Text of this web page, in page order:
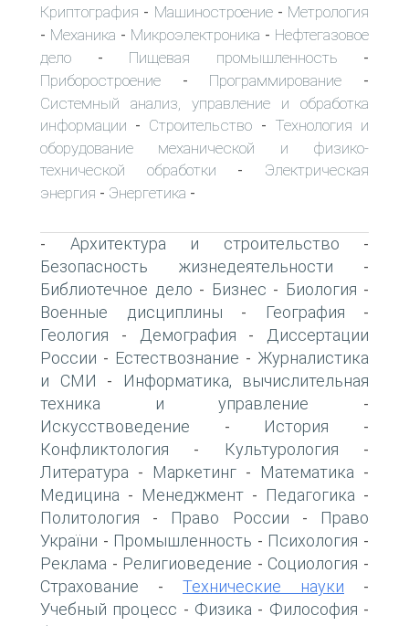
Криптография - Машиностроение- Метрология
- Механика - Микроэлектроника - Нефтегазовое
дело - Пищевая промышленность -
Приборостроение - Программирование -
Системный анализ, управление и обработка
информации - Строительство - Технология и
оборудование механической и физико-
технической обработки - Электрическая
энергия - Энергетика -
- Архитектура и строительство -
Безопасность жизнедеятельности -
Библиотечное дело - Бизнес - Биология -
Военные дисциплины - География -
Геология - Демография - Диссертации
России - Естествознание - Журналистика
и СМИ -
Информатика, вычислительная
техника и управление -
Искусствоведение - История -
Конфликтология - Культурология -
Литература - Маркетинг - Математика -
Медицина - Менеджмент - Педагогика -
Политология - Право России -
Право
України - Промышленность - Психология -
Реклама - Религиоведение - Социология -
Страхование - Технические науки -
Учебный процесс - Физика - Философия -